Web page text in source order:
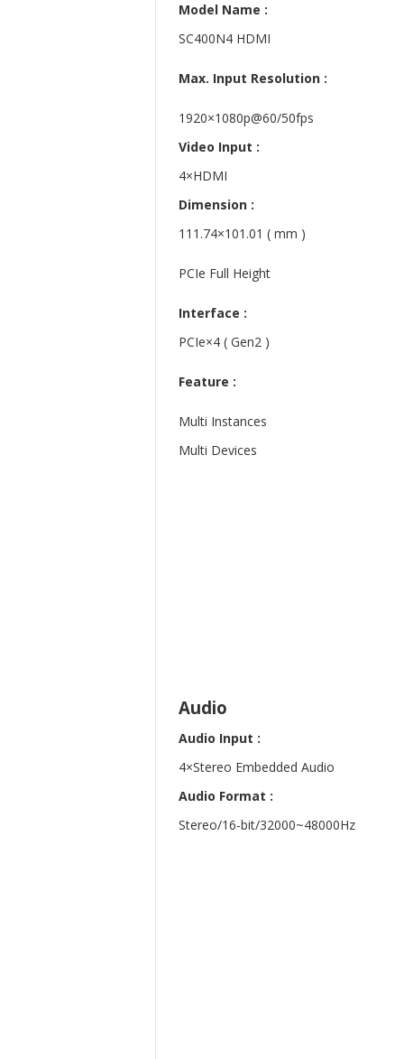
Model Name :
SC400N4 HDMI
Max. Input Resolution :
1920×1080p@60/50fps
Video Input :
4×HDMI
Dimension :
111.74×101.01 ( mm )
PCIe Full Height
Interface :
PCIe×4 ( Gen2 )
Feature :
Multi Instances
Multi Devices
Audio
Audio Input :
4×Stereo Embedded Audio
Audio Format :
Stereo/16-bit/32000~48000Hz